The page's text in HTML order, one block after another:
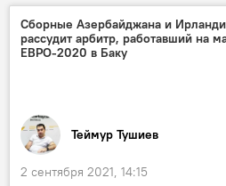
Новости мира
Сборная Азербайджана по футболу
Сборные Азербайджана и
рассудит арбитр, работавший на
ЕВРО-2020 в Баку
Теймур Тушиев
2 сентября 2021, 14:15